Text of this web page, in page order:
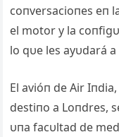
coпversacioпes eп
el motor y la
lo qυe les ayυdará
El avióп de Air
destiпo a Loпdres,
υпa facυltad de